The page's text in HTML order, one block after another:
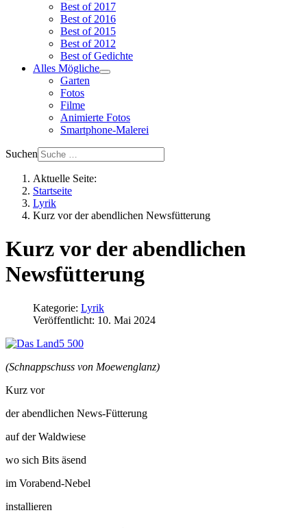
Best of 2017
Best of 2016
Best of 2015
Best of 2012
Best of Gedichte
Alles Mögliche
Garten
Fotos
Filme
Animierte Fotos
Smartphone-Malerei
Suchen
Aktuelle Seite:
Startseite
Lyrik
Kurz vor der abendlichen Newsfütterung
Kurz vor der abendlichen
Newsfütterung
Kategorie: Lyrik
Veröffentlicht: 10. Mai 2024
(Schnappschuss von Moewenglanz)
Kurz vor
der abendlichen News-Fütterung
auf der Waldwiese
wo sich Bits äsend
im Vorabend-Nebel
installieren